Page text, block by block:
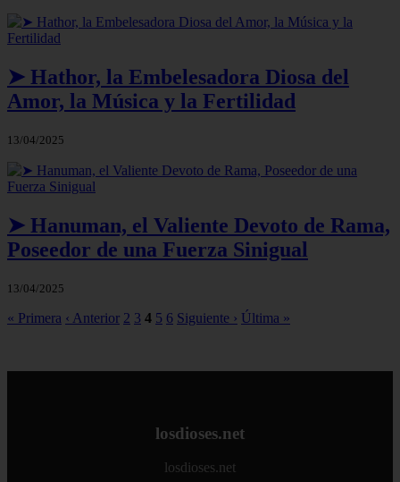
➤ Hathor, la Embelesadora Diosa del
Amor, la Música y la Fertilidad
13/04/2025
➤ Hanuman, el Valiente Devoto de Rama,
Poseedor de una Fuerza Sinigual
13/04/2025
« Primera ‹ Anterior 2 3 4 5 6 Siguiente › Última »
losdioses.net
losdioses.net